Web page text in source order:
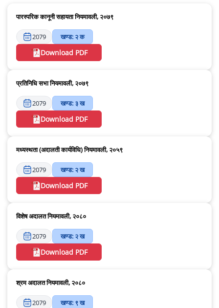
पारस्परिक कानूनी सहायता नियमावली, २०७९
2079 खण्ड: २ क
Download PDF
प्रतिनिधि सभा नियमावली, २०७९
2079 खण्ड: ३ ख
Download PDF
मध्यस्थता (अदालती कार्यविधि) नियमावली, २०५९
2079 खण्ड: २ ख
Download PDF
विशेष अदालत नियमावली, २०८०
2079 खण्ड: २ ख
Download PDF
श्रम अदालत नियमावली, २०८०
2079 खण्ड: ९ ख